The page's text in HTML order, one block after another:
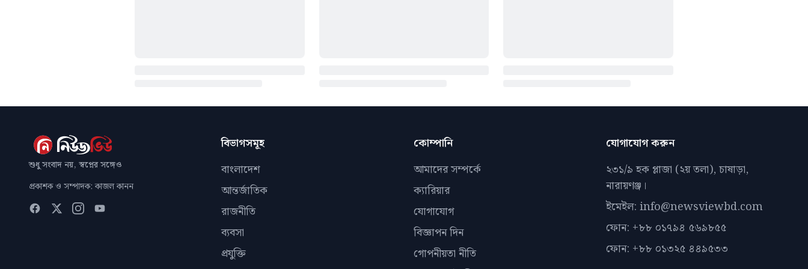
শুধু সংবাদ নয়, স্বপ্নের সঙ্গেও
প্রকাশক ও সম্পাদক: কাজল কানন
বিভাগসমূহ
বাংলাদেশ
আন্তর্জাতিক
রাজনীতি
ব্যবসা
প্রযুক্তি
কোম্পানি
আমাদের সম্পর্কে
ক্যারিয়ার
যোগাযোগ
বিজ্ঞাপন দিন
গোপনীয়তা নীতি
যোগাযোগ করুন
২৩১/৯ হক প্লাজা (২য় তলা), চাষাড়া,
নারায়ণঞ্জ।
ইমেইল: info@newsviewbd.com
ফোন: +৮৮ ০১৭৯৪ ৫৬৯৮৫৫
ফোন: +৮৮ ০১৩২৫ ৪৪৯৫৩৩